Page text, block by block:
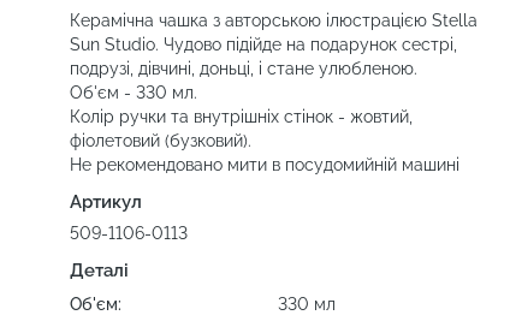
Керамічна чашка з авторською ілюстрацією Stella
Sun Studio. Чудово підійде на подарунок сестрі,
подрузі, дівчині, доньці, і стане улюбленою.
Об'єм - 330 мл.
Колір ручки та внутрішніх стінок - жовтий,
фіолетовий (бузковий).
Не рекомендовано мити в посудомийній машині
Артикул
509-1106-0113
Деталі
Об'єм:
330 мл